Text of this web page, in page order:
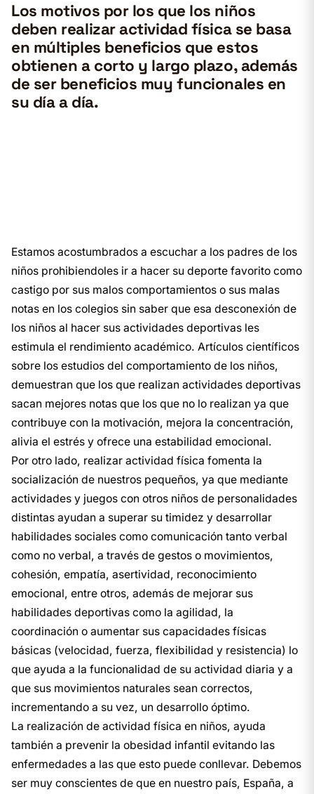
Los motivos por los que los niños
deben realizar actividad física se basa
en múltiples beneficios que estos
obtienen a corto y largo plazo, además
de ser beneficios muy funcionales en
su día a día.
Estamos acostumbrados a escuchar a los padres de los
niños prohibiendoles ir a hacer su deporte favorito como
castigo por sus malos comportamientos o sus malas
notas en los colegios sin saber que esa desconexión de
los niños al hacer sus actividades deportivas les
estimula el rendimiento académico. Artículos científicos
sobre los estudios del comportamiento de los niños,
demuestran que los que realizan actividades deportivas
sacan mejores notas que los que no lo realizan ya que
contribuye con la motivación, mejora la concentración,
alivia el estrés y ofrece una estabilidad emocional.
Por otro lado, realizar actividad física fomenta la
socialización de nuestros pequeños, ya que mediante
actividades y juegos con otros niños de personalidades
distintas ayudan a superar su timidez y desarrollar
habilidades sociales como comunicación tanto verbal
como no verbal, a través de gestos o movimientos,
cohesión, empatía, asertividad, reconocimiento
emocional, entre otros, además de mejorar sus
habilidades deportivas como la agilidad, la
coordinación o aumentar sus capacidades físicas
básicas (velocidad, fuerza, flexibilidad y resistencia) lo
que ayuda a la funcionalidad de su actividad diaria y a
que sus movimientos naturales sean correctos,
incrementando a su vez, un desarrollo óptimo.
La realización de actividad física en niños, ayuda
también a prevenir la obesidad infantil evitando las
enfermedades a las que esto puede conllevar. Debemos
ser muy conscientes de que en nuestro país, España, a